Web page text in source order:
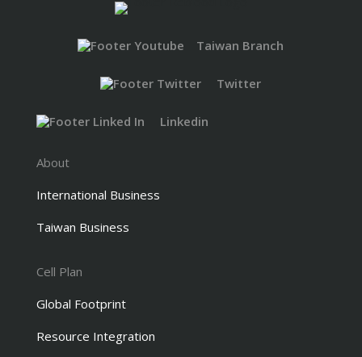
Taiwan Branch
Twitter
Linkedin
About
International Business
Taiwan Business
Cell Plan
Global Footprint
Resource Integration